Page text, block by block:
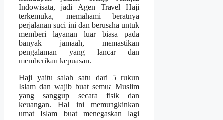
Indowisata, jadi Agen Travel Haji
terkemuka, memahami beratnya
perjalanan suci ini dan berusaha untuk
memberi layanan luar biasa pada
banyak jamaah, memastikan
pengalaman yang lancar dan
memberikan kepuasan.
Haji yaitu salah satu dari 5 rukun
Islam dan wajib buat semua Muslim
yang sanggup secara fisik dan
keuangan. Hal ini memungkinkan
umat Islam buat menegaskan lagi